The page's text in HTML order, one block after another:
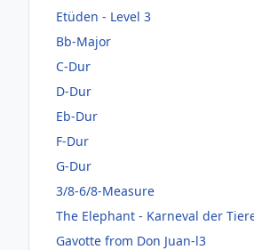
Etüden - Level 3
Bb-Major
C-Dur
D-Dur
Eb-Dur
F-Dur
G-Dur
3/8-6/8-Measure
The Elephant - Karneval der
Gavotte from Don Juan-l3